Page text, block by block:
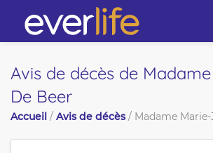
Avis de décès de
De Beer
Accueil / Avis de décès/ Madame